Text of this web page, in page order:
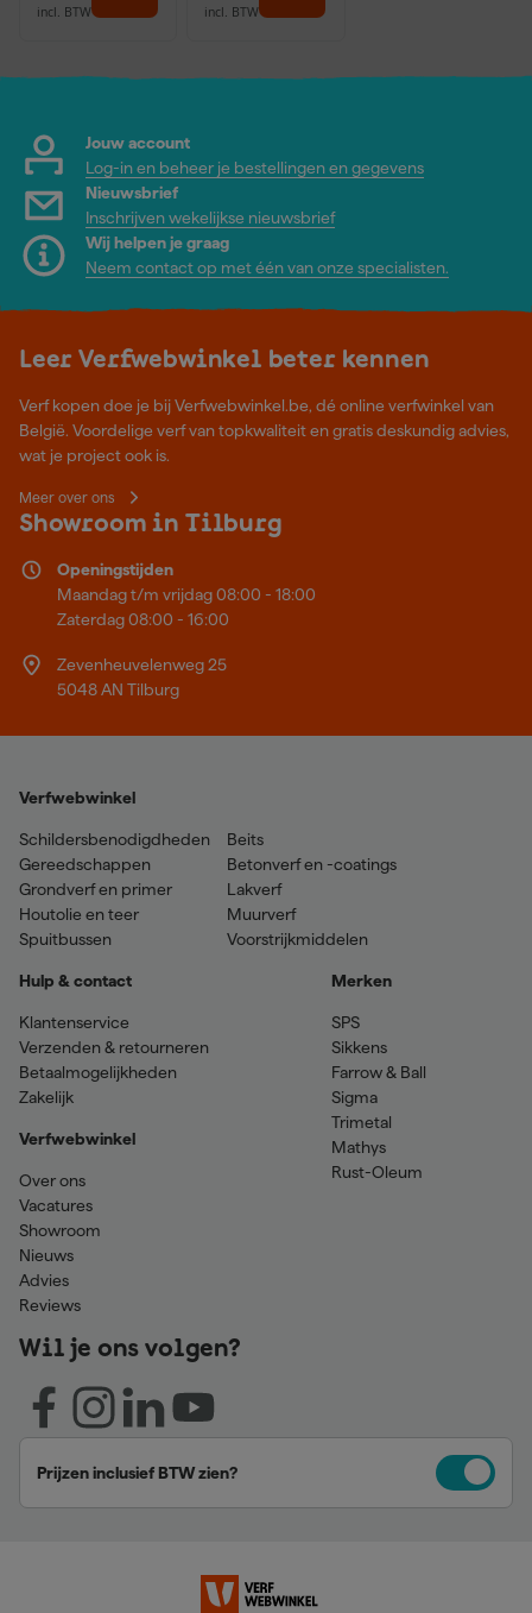
incl. BTW incl. BTW
Jouw account
Log-in en beheer je bestellingen en gegevens
Nieuwsbrief
Inschrijven wekelijkse nieuwsbrief
Wij helpen je graag
Neem contact op met één van onze specialisten.
Leer Verfwebwinkel beter kennen
Verf kopen doe je bij Verfwebwinkel.be, dé online verfwinkel van
België. Voordelige verf van topkwaliteit en gratis deskundig advies,
wat je project ook is.
Meer over ons
Showroom in Tilburg
Openingstijden
Maandag t/m vrijdag 08:00 - 18:00
Zaterdag 08:00 - 16:00
Zevenheuvelenweg 25
5048 AN Tilburg
Verfwebwinkel
Schildersbenodigdheden
Gereedschappen
Grondverf en primer
Houtolie en teer
Spuitbussen
Beits
Betonverf en -coatings
Lakverf
Muurverf
Voorstrijkmiddelen
Hulp & contact
Klantenservice
Verzenden & retourneren
Betaalmogelijkheden
Zakelijk
Verfwebwinkel
Over ons
Vacatures
Showroom
Nieuws
Advies
Reviews
Merken
SPS
Sikkens
Farrow & Ball
Sigma
Trimetal
Mathys
Rust-Oleum
Wil je ons volgen?
Prijzen inclusief BTW zien?